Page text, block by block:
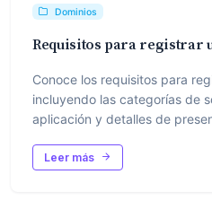
Dominios
Requisitos para registrar
Conoce los requisitos para
incluyendo las categorías de
aplicación y detalles de
Leer más